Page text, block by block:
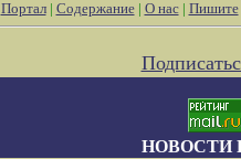
Портал| Содержание| О нас| Пишите
НОВОСТИ